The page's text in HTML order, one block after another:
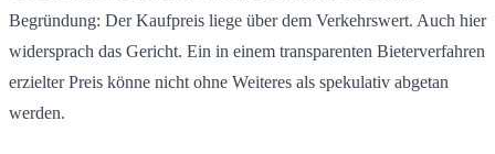
Begründung: Der Kaufpreis liege über dem Verkehrswert. Auch hier
widersprach das Gericht. Ein in einem transparenten Bieterverfahren
erzielter Preis könne nicht ohne Weiteres als spekulativ abgetan
werden.